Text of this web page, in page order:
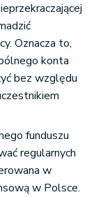
Oznacza to,
konta
bez względu
funduszu
regularnych
w
w Polsce.